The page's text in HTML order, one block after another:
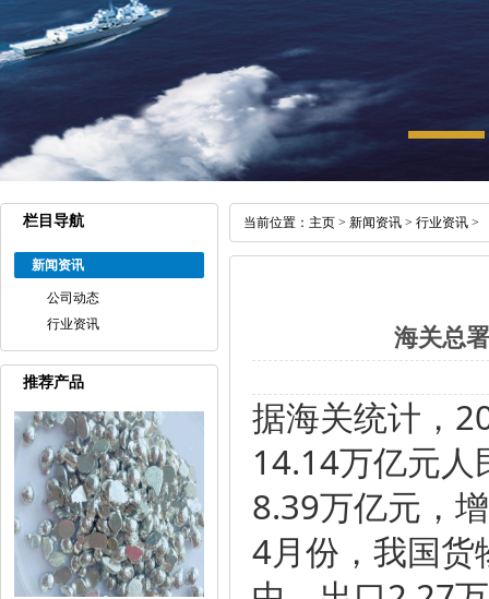
栏目导航
新闻资讯
公司动态
行业资讯
推荐产品
当前位置： 主页 > 新闻资讯 > 行业资讯 >
海关总
据海关统计，
14.14万亿元人
8.39万亿元，
4月份，我国货